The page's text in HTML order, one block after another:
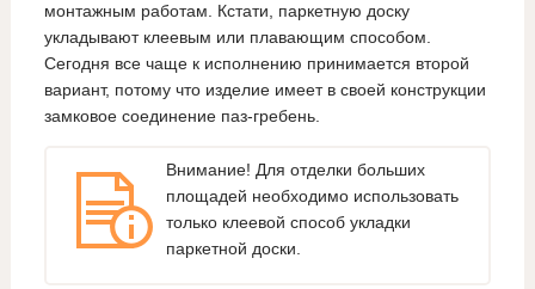
монтажным работам. Кстати, паркетную доску
укладывают клеевым или плавающим способом.
Сегодня все чаще к исполнению принимается второй
вариант, потому что изделие имеет в своей конструкции
замковое соединение паз-гребень.
Внимание! Для отделки больших
площадей необходимо использовать
только клеевой способ укладки
паркетной доски.